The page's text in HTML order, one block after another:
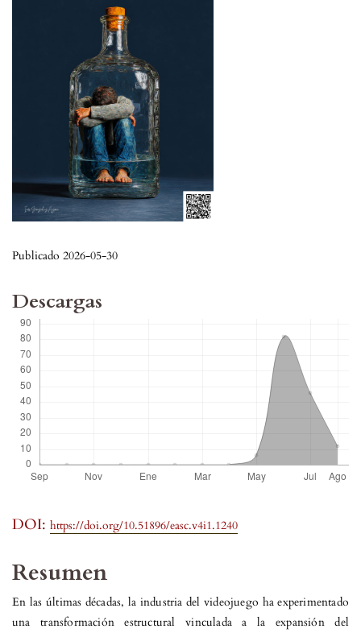
DOI: https://doi.org/10.51896/easc.v4i1.1240
Publicado 2026-05-30
Resumen
En las últimas décadas, la industria del videojuego ha experimentado
una transformación estructural vinculada a la expansión del
Descargas